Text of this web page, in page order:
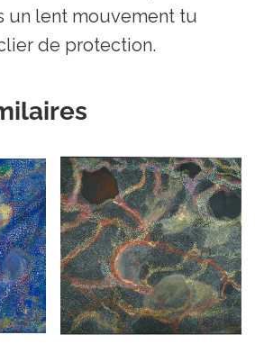
un lent mouvement tu
de protection.